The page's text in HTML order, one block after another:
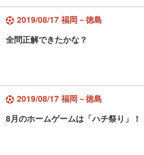
2019/08/17 福岡－徳島
全問正解できたかな？
2019/08/17 福岡－徳島
8月のホームゲームは「ハチ祭り」！